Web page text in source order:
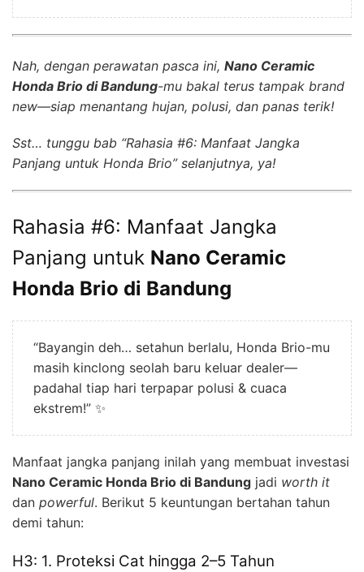
Nah, dengan perawatan pasca ini, Nano Ceramic
Honda Brio di Bandung-mu bakal terus tampak brand
new—siap menantang hujan, polusi, dan panas terik!
Sst… tunggu bab “Rahasia #6: Manfaat Jangka
Panjang untuk Honda Brio” selanjutnya, ya!
Rahasia #6: Manfaat Jangka
Panjang untuk Nano Ceramic
Honda Brio di Bandung
“Bayangin deh… setahun berlalu, Honda Brio-mu
masih kinclong seolah baru keluar dealer—
padahal tiap hari terpapar polusi & cuaca
ekstrem!” ✨
Manfaat jangka panjang inilah yang membuat investasi
Nano Ceramic Honda Brio di Bandung jadi worth it
dan powerful. Berikut 5 keuntungan bertahan tahun
demi tahun:
H3: 1. Proteksi Cat hingga 2–5 Tahun